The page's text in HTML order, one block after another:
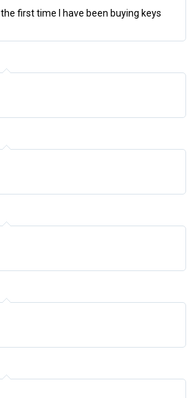
first time I have been buying keys